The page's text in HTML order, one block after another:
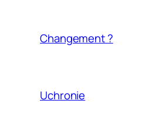
Changement ?
Uchronie